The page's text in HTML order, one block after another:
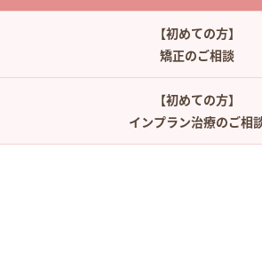
【初めての方】
矯正のご相談
【初めての方】
インプラン治療のご相